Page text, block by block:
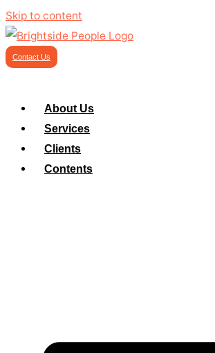
Skip to content
Contact Us
About Us
Services
Clients
Contents